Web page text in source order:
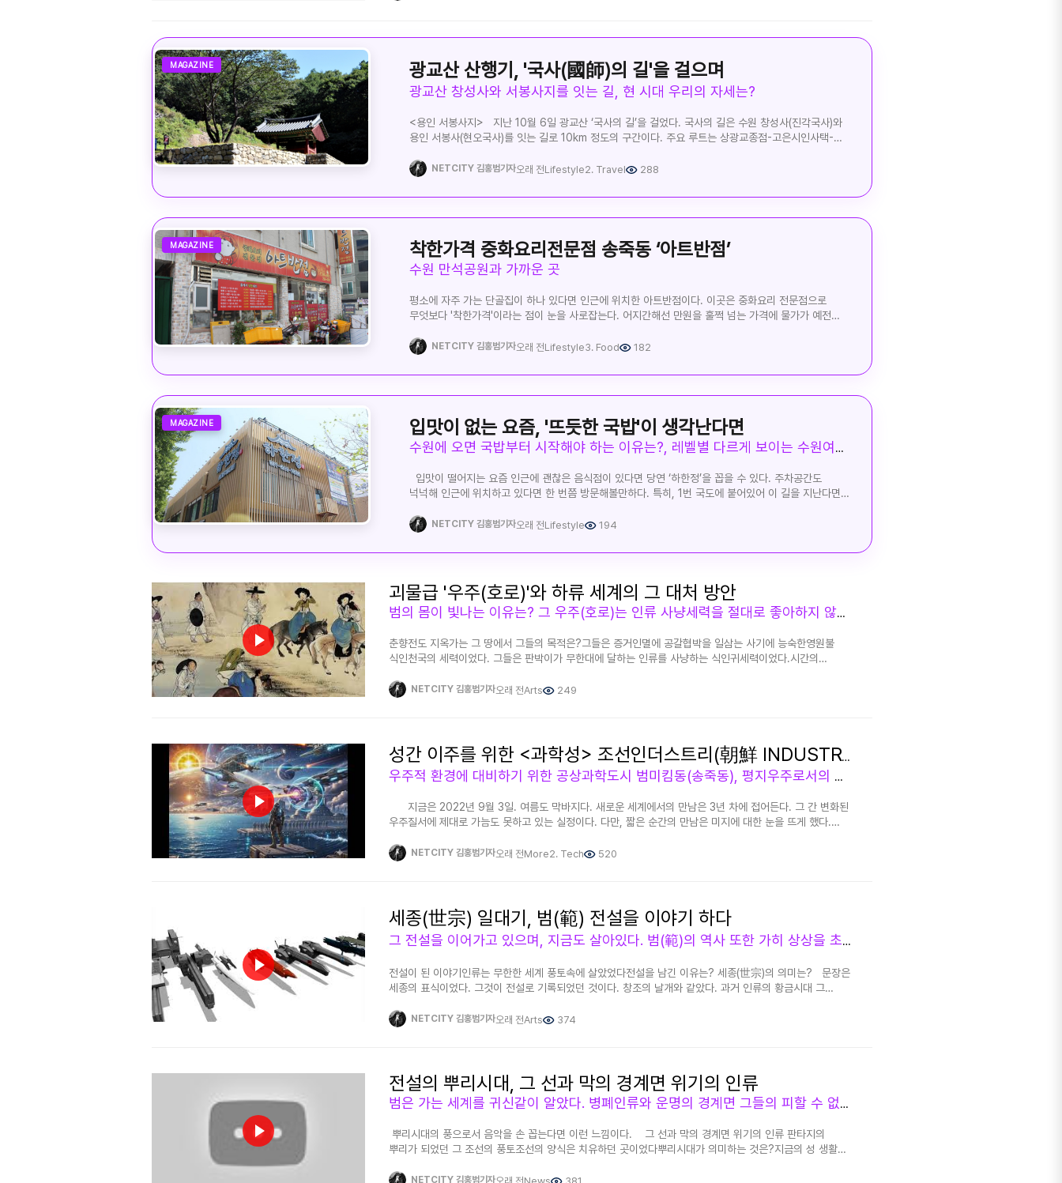
구분지으며 도시는 고유한 번호를 부여받는다. 파 사회로서 해변가에서 살아야 한다. 파 별 도달하는 것 또한
무대에 올려진 상황으로, 창세기에 기록된 바로는 그곳을 인류는 시온지이자 에덴동산이라 불렸던 곳이다.
MAGAZINE 광교산 산행기, '국사(國師)의 길'을 걸으며
광교산 창성사와 서봉사지를 잇는 길, 현 시대 우리의 자세는?
<용인 서봉사지> 지난 10월 6일 광교산 ‘국사의 길’을 걸었다. 국사의 길은 수원 창성사(진각국사)와
용인 서봉사(현오국사)를 잇는 길로 10km 정도의 구간이다. 주요 루트는 상광교종점-고은시인사택-
여름의 푸르른 빛을 내던 숲도 가을바람을 맞아 서서히 익어가고 있다. 가을단풍을 보기엔 이른
자주 걸었다지만 걷는 건 실로 오랜만이다. 상광교 종점 일대 옛 절터가 있었던 곳에는 이곳저곳 옛
것으로 본다. 송광사와의 유사점은 지도로 비교해도 들어맞는 부분이 많다. 계곡에 위치한 점과 주변에
국사암과 부도암이 별도로 존재할 가능성, 물이 풍부한 점, 그리고 그 지역 구석구석에서 옛 흔적을 찾을
수 있다는 점이 지금의 광교산 법성사 일대에 대 사찰이 존재했다는 걸 증명하고 있다. 그렇다면 그
고은시인 사택 앞에는 물길을 건너는 다리도 송광사와 그 위치가 들어맞는다. 아마도 물길 건너엔
스님들의 숙소나 외부 손님과 숙식과 같은 곳이 있지 않았을까 하는 생각이 들었다. 불교에서 물을
하며 다리를 오고갔을 것으로 보인다. 사방댐을 지나 토끼재를 향했다. 이 길은 토끼재를 넘어
경계로 서봉사와 창성사가 위치하고 있는 것이다. 고려시대만 해도 두 사찰의 왕래가 많았을 것으로
보인다. 주요 등산구간인 이 구간은 사람들의 많이 찾는 길이다. 광교산은 한 해 600만명이 찾는 곳으로
수 있다. 이 구간은 인적이 드물어 자연의 풍경을 고스란히 담고 있다. 토끼재에서 서봉사
현오국사비까지는 30분이 걸린다. 서봉사지를 들르니 예전과는 다른 모습이다. 얼마전 대대적인 1차
학술발굴조사를 한 것이다. 현오국사비 앞에서 바라본 형제봉의 풍경이 그 어느 때보다 아름다워
안개가 걷히고 창성사의 옛 모습을 하나 둘 찾을 것으로 본다. 역사의 흔적은 그렇게 쉽게 지워지지 않기
때문이다. 많은 사람들이 이 길을 걸으며 사색과 영감을 얻길 바라며 일행은 천천히 옛 진각국사비가
서 있던 곳으로 향했다.김홍범 기자
NETCITY 김홍범기자오래 전Lifestyle2. Travel 288
MAGAZINE 착한가격 중화요리전문점 송죽동 ‘아트반점’
수원 만석공원과 가까운 곳
평소에 자주 가는 단골집이 하나 있다면 인근에 위치한 아트반점이다. 이곳은 중화요리 전문점으로
무엇보다 '착한가격'이라는 점이 눈을 사로잡는다. 어지간해선 만원을 훌쩍 넘는 가격에 물가가 예전
나들이객에게는 한 끼를 때우기엔 더없이 좋다. 특히, 동네에선 가성비 좋고 좋아하는 중국집이 하나 둘
1번 국도 도로변 인근지역에 위치하고 있다. 실내 또한 넉넉한 공간으로 깨끗하며 20여 명 정도 수용
장안구 경수대로995번길 11-3 1층 전화 031-251-9021
NETCITY 김홍범기자오래 전Lifestyle3. Food 182
MAGAZINE 입맛이 없는 요즘, '뜨듯한 국밥'이 생각난다면
수원에 오면 국밥부터 시작해야 하는 이유는?, 레벨별 다르게 보이는 수원여행 떠나보는건 어떨까?
입맛이 떨어지는 요즘 인근에 괜찮은 음식점이 있다면 당연 ‘하한정’을 꼽을 수 있다. 주차공간도
넉넉해 인근에 위치하고 있다면 한 번쯤 방문해볼만하다. 특히, 1번 국도에 붙어있어 이 길을 지난다면
수월하다. 잔뜩이나 분위기도 좋지 않은 시기에 무슨 음식점이나 할지 모르지만, 이 위치에서는 어느
상황이라면 더욱 더 용기를 내서 굳건한 자세를 취해야 한다. 여름이 코앞으로 다가옴에 따라 입맛이
도착하는 ‘하한정’ 고기전문점이다. 수원하면 떠오는 것 중에 하나가
바로 ‘왕갈비’와 ‘갈비탕’인데 ‘왕갈비탕’ 또한 수원의 대표 음식이라 할 수 있다. 맛도 일품일 뿐만이
아니라 유명세를 타서 전국에서도 꽤 알려진 대표음식이 되었다. 그래서 그런지 평일임에도 불구하고
있었던 것이다. 어쨌거나 날씨가 예전 같지 않은 무더위 속에 찾는 손님들이 많은 건 어쩔 수 없나보다.
한우국밥 또한 일품이어서 많은 손님들이 즐겨 찾는 메뉴이다. 실내 공간 또한 넉넉한 공간으로
보다. 여름이 오면 색다른 냉면 류가 인기를 끌었을 터였다. 그러나 오늘은 한우국밥을 선택했다. 주머니
점심특선으로 전 메뉴에 걸쳐 돌솥밥을 제공하고 있다. 가격 또한 만원이면 넉넉히 배를 채울 수
있으며, 가족과 함께 한 끼를 때우기에도 더없이 좋다. 혹시나 가족과 함께 외식을 계획하고 있다면
한번쯤 방문해볼 만하다. 이번 주 주말부터 장마가 올지도 모른다는 전문가의 소식이 들려온다. 건강도
송죽동 213-5 (하한정 수원점)
NETCITY 김홍범기자오래 전Lifestyle 194
괴물급 '우주(호로)'와 하류 세계의 그 대처 방안
범의 몸이 빛나는 이유는? 그 우주(호로)는 인류 사냥세력을 절대로 좋아하지 않았다. 지옥으로 향하는 그들의 운명은?
춘향전도 지옥가는 그 땅에서 그들의 목적은?그들은 증거인멸에 공갈협박을 일삼는 사기에 능숙한영원불
식인천국의 세력이었다. 그들은 판박이가 무한대에 달하는 인류를 사냥하는 식인귀세력이었다.시간의
있다는 사실이다.표정하나 변하지 않는다.유희와 환장의 대명사 영원불 식인천국의 운명은? 우주는 자연적일
기본적 환경이 물질을 이룬다는 것은 매우 어려운 것이 현실이기 때문이다. 우주의 경계면을 놓고 본다면,
가장 기상천외한 우주는 바로 범 우주라 말할 수 있다. 그것은 그 성향이 바로 호랑이와 같은 호로의 성향을
보이기 때문이다. 한 마디로 귀신 곡할 노릇의 우주라는 뜻이다. 그것이 바로 이 우주의 특성이다. 범과
존재하지만 지금의 현실은 그것을 유지하는 데는 어려움이 따른다. 그것이 가장 기본적 구조부터 우주의
특성이 변했기 때문이다. 그에 비하면 거대한 범 우주는 매우 강한 편에 속한다. 그 영이 매우 무서울 정도로
과정을 돌아보면 모두 인류를 사냥했던 손들이 태반이라는 사실이다. 그들의 몰락은 그런 사냥 풍토부터
강한 기반을 두기 때문이다. ▲ 하류 세계의 대처 방안은 역시 그러한 풍토를 금지해야 하며, 무엇보다
식인을 금지해야 한다. 사냥은 물론 유희와 환장도 마찬가지다. 그러하지 않으면 우주에 의해 최후의 심판을
받을 수 있다. 인류는 그 우주에 의해 도마위에 올려진 것이다. 그 정도의 파괴력이라면 절대로 막을수 없다.
세상의 위치에 맞지 않는 세력이 지구에 상주하고 있음을 인지해야하는 이유이다. 인간의 모습은 어디까지나
뿌리의 강인함 탓이지 그들의 순수 고유한 모습은 아니었다. 뿐만 아니라 그들은 문명을 가지고 있었다는데
곡할 노릇처럼 범에 보였던 것이다. 한 마디로 “이 새끼들이 말아먹었어!” 그 뜻이었다. 그러나 사냥하기 위해
진화를 거치기 때문이다. 그러나 그 호로의 특성은 앞으로 인류의 미래로서 무시 못 하는 영역이 상주한다.
그것은 앞 서 말했듯이 앞으로 인류의 길이 호락부락하지 않기 때문이다. 그 성향을 타지 않으면 절대로
생존해 갈 수 없다. 그 이유로 종교가 내려졌던 것이다. 지키고자 하는 노력이 없다면 인류로서 바로 설 수
여러 외부 세계와 연결될 수 있지만, 하류세계는 고립되고 떨어지는 세계이다. 가장 마지막 단계는 우주에
의해 사지가 썰리는 형벌이 있음을 인지해야 한다. 그 부류가 대부분 식인의 손들이었다. 이곳에서 제안한
것 중의 하나가 바로 공허의 공관이다. 하류세계와의 넷 연결과 정보의 공유가 주요한 일이다. 하류세계로
NETCITY 김홍범기자오래 전Arts 249
성간 이주를 위한 <과학성> 조선인더스트리(朝鮮 INDUSTRY)
우주적 환경에 대비하기 위한 공상과학도시 범미킴동(송죽동), 평지우주로서의 지구와 차이는?
지금은 2022년 9월 3일. 여름도 막바지다. 새로운 세계에서의 만남은 3년 차에 접어든다. 그 간 변화된
우주질서에 제대로 가늠도 못하고 있는 실정이다. 다만, 짧은 순간의 만남은 미지에 대한 눈을 뜨게 했다.
우리에게 유익하냐 아니냐 결정짓는 것은 시기상조로 우리는 그러한 경험을 아직 만나지 못했을 뿐이다.
방호도시, 우주 진출을 위한 공상과학 도시화 하기로 했다. 석유자원 고갈, 인류의 미래는 우주이다
우리에게 달려 있는 시간이 얼마 없을지도 모른다. 우리는 현대 문명을 쌓으며 현시대를 살고는 있지만
그것이 언제까지 지속될지 의문이다. 모든 자원이 고갈될 사항을 고려한다면 우리는 미래를 보고 달려야
못한다. 우리는 고독한 인류로서 지구에서 한 일생을 살다 가는 어처구니없는 태생적 생존자에 불과할 것이기
때문이다. 뿐만 아니라 우주 진출을 위한 과학력을 고도화할 필요성이 있다. 국가 간의 협력도 필요한
그것이 인류의 미래를 위한 것이라면 더더욱... "우리에게 성계 간 이주를 위한 '조선인더스트'리가 필요한
고려하자면, 확률적으로도 문명을 일군 세계가 존재했었을 가능성이 더더욱 높아진다. 또한 지금도
어디선가는 고도의 문명을 일구는 초고도의 문명이 있을지도 모른다. 미래 대처에 성공한 외계문명으로
비추어 보자면 그들의 미래 시대 우리는 과거를 회상하며 현대사회를 일구며 살아가고 있을 뿐이다. 수백억
외계문명이 초고도의 문명을 성공시켰다면, 언젠가는 만날 수 있을지도 모른다. 그것은 문명은 한 곳에만
고여있지 않기 때문이다. 문명의 성질을 고려할 때 초고도의 문명은 우주 어디선가 점진적으로 확산하고
NETCITY 김홍범기자오래 전More2. Tech 520
세종(世宗) 일대기, 범(範) 전설을 이야기 하다
그 전설을 이어가고 있으며, 지금도 살아있다. 범(範)의 역사 또한 가히 상상을 초월한다. 우주와 종교와 인류를 부정하는 그들의 노림수는?
전설이 된 이야기인류는 무한한 세계 풍토속에 살았었다전설을 남긴 이유는? 세종(世宗)의 의미는? 문장은
세종의 표식이었다. 그것이 전설로 기록되었던 것이다. 창조의 날개와 같았다. 과거 인류의 황금시대 그
병폐인류로 본다면 그 사실을 인정하기 어려울 것으로 보고 있다. 우주 진출마저 힘든 인류이기
고려한다면 인류는 무한대로 뻗어갈 수 있는 무한 에너지를 손에 넣은 것과 같기 때문이다. ▲ 경기도와
서울지역의 지도, 지구의 지형을 그렸다고 볼 수 있는 이유는? 인류에 전하고자 하는 메시지는? 무엇보다
지구의 지형은 인류의 손으로 직접 그렸다는데 있다. 연장으로 한 것이 아니다. 그 사실을 인류에 전하고자
것이다. 또한 두 가지를 남겼다. 하나는 그 손(태초의 신=범)에 대한 내용이고 또 하나는 성직자(수원화성,
종교 등)와 같은 우주의 성향이다. 그들은 그에 반한다는 사실을 새겨놓았다. 또한 조선(창세기:예수~정약용)
NETCITY 김홍범기자오래 전Arts 374
전설의 뿌리시대, 그 선과 막의 경계면 위기의 인류
범은 가는 세계를 귀신같이 알았다. 병폐인류와 운명의 경계면 그들의 피할 수 없는 운명은? 진실을 가르치는 이유는? 뿌리시대 대표 인물은?
뿌리시대의 풍으로서 음악을 손 꼽는다면 이런 느낌이다. 그 선과 막의 경계면 위기의 인류 판타지의
뿌리가 되었던 그 조선의 풍토조선의 양식은 치유하던 곳이었다뿌리시대가 의미하는 것은?지금의 성 생활을
힘은 그것을 의미한다 ▶ 뿌리시대는 검이 가장 기본적인 양식이었다. 검으로서 재패한 사례도 수없이 많기
NETCITY 김홍범기자오래 전News 381